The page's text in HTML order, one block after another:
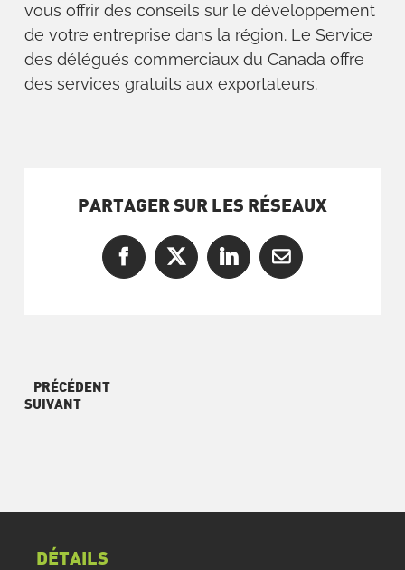
vous offrir des conseils sur le développement
de votre entreprise dans la région. Le Service
des délégués commerciaux du Canada offre
des services gratuits aux exportateurs.
PARTAGER SUR LES RÉSEAUX
Facebook
X LinkedInCourriel
PRÉCÉDENT
SUIVANT
DÉTAILS